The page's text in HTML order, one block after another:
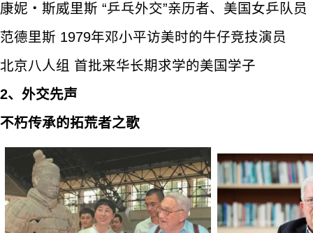
康妮・斯威里斯 “乒乓外交”亲历者、美国女乒队员
范德里斯 1979年邓小平访美时的牛仔竞技演员
北京八人组 首批来华长期求学的美国学子
2、外交先声
不朽传承的拓荒者之歌